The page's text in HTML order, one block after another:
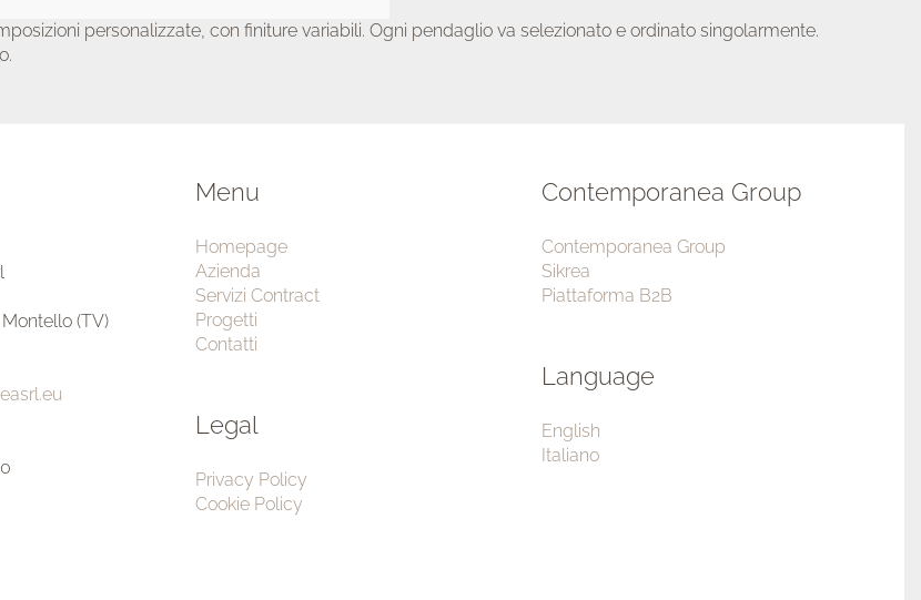
personalizzate, con finiture variabili. Ogni pendaglio va selezionato e ordinato singolarmente.
(TV)
Menu
Homepage
Azienda
Servizi Contract
Progetti
Contatti
Legal
Privacy Policy
Cookie Policy
Contemporanea Group
Contemporanea Group
Sikrea
Piattaforma B2B
Language
English
Italiano